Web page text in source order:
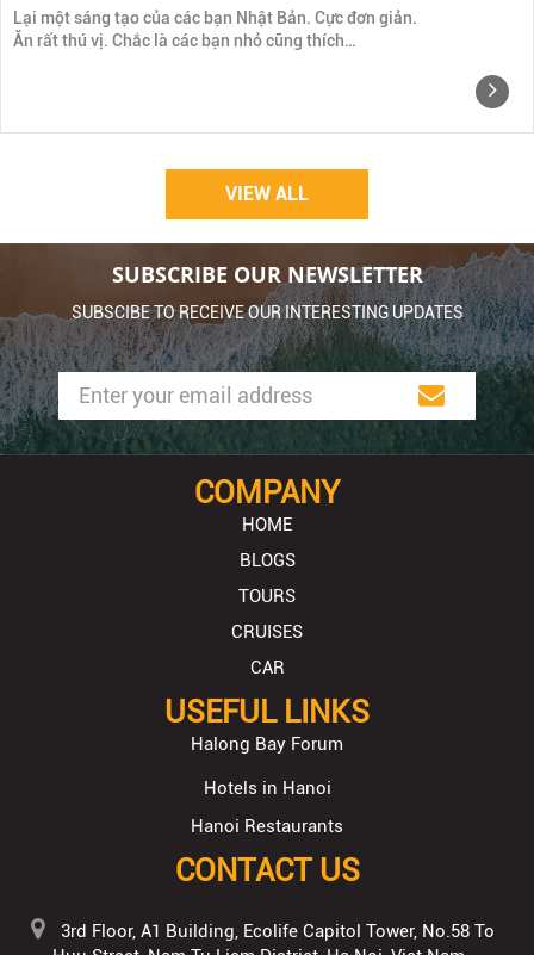
Lại một sáng tạo của các bạn Nhật Bản. Cực đơn giản.
Ăn rất thú vị. Chắc là các bạn nhỏ cũng thích…
VIEW ALL
SUBSCRIBE OUR NEWSLETTER
SUBSCIBE TO RECEIVE OUR INTERESTING UPDATES
COMPANY
HOME
BLOGS
TOURS
CRUISES
CAR
USEFUL LINKS
Halong Bay Forum
Hotels in Hanoi
Hanoi Restaurants
CONTACT US
3rd Floor, A1 Building, Ecolife Capitol Tower, No.58 To